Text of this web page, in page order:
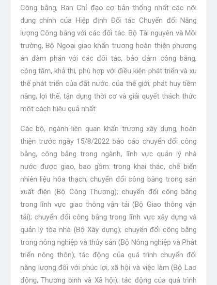
Công bằng, Ban Chỉ đạo cơ bản thống nhất các nội
dung chính của Hiệp định Đối tác Chuyển đổi Năng
lượng Công bằng với các đối tác. Bộ Tài nguyên và Môi
trường, Bộ Ngoại giao khẩn trương hoàn thiện phương
án đàm phán với các đối tác, bảo đảm công bằng,
công tâm, khả thi, phù hợp với điều kiện phát triển và xu
thế phát triển của đất nước. của thế giới; phát huy tiềm
năng, lợi thế, tận dụng thời cơ và giải quyết thách thức
một cách hiệu quả nhất.
Các bộ, ngành liên quan khẩn trương xây dựng, hoàn
thiện trước ngày 15/8/2022 báo cáo chuyển đổi công
bằng, công bằng trong ngành, lĩnh vực quản lý nhà
nước được giao, bao gồm: trong khai thác, chế biến
nhiên liệu hóa thạch; chuyển đổi công bằng trong sản
xuất điện (Bộ Công Thương); chuyển đổi công bằng
trong lĩnh vực giao thông vận tải (Bộ Giao thông vận
tải); chuyển đổi công bằng trong lĩnh vực xây dựng và
quản lý tòa nhà (Bộ Xây dựng); chuyển đổi công bằng
trong nông nghiệp và thủy sản (Bộ Nông nghiệp và Phát
triển nông thôn); tác động của quá trình chuyển đổi
năng lượng đối với phúc lợi, xã hội và việc làm (Bộ Lao
động, Thương binh và Xã hội); tác động của quá trình